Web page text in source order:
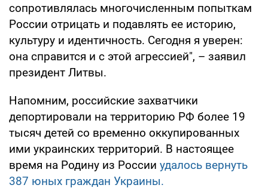
сопротивлялась многочисленным попыткам
России отрицать и подавлять ее историю,
культуру и идентичность. Сегодня я уверен:
она справится и с этой агрессией", – заявил
президент Литвы.
Напомним, российские захватчики
депортировали на территорию РФ более 19
тысяч детей со временно оккупированных
ими украинских территорий. В настоящее
время на Родину из России удалось вернуть
387 юных граждан Украины.